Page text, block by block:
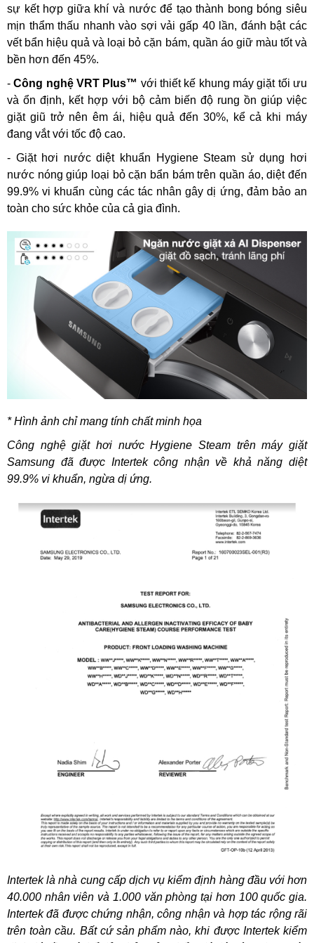
sự kết hợp giữa khí và nước để tạo thành bong bóng siêu
mịn thẩm thấu nhanh vào sợi vải gấp 40 lần, đánh bật các
vết bẩn hiệu quả và loại bỏ cặn bám, quần áo giữ màu tốt và
bền hơn đến 45%.
-Công nghệ VRT Plus™ với thiết kế khung máy giặt tối ưu
và ổn định, kết hợp với bộ cảm biến độ rung ồn giúp việc
giặt giũ trở nên êm ái, hiệu quả đến 30%, kể cả khi máy
đang vắt với tốc độ cao.
- Giặt hơi nước diệt khuẩn Hygiene Steam sử dụng hơi
nước nóng giúp loại bỏ cặn bẩn bám trên quần áo, diệt đến
99.9% vi khuẩn cùng các tác nhân gây dị ứng, đảm bảo an
toàn cho sức khỏe của cả gia đình.
* Hình ảnh chỉ mang tính chất minh họa
Công nghệ giặt hơi nước Hygiene Steam trên máy giặt
Samsung đã được Intertek công nhận về khả năng diệt
99.9% vi khuẩn, ngừa dị ứng.
Intertek là nhà cung cấp dịch vụ kiểm định hàng đầu với hơn
40.000 nhân viên và 1.000 văn phòng tại hơn 100 quốc gia.
Intertek đã được chứng nhận, công nhận và hợp tác rộng rãi
trên toàn cầu. Bất cứ sản phẩm nào, khi được Intertek kiểm